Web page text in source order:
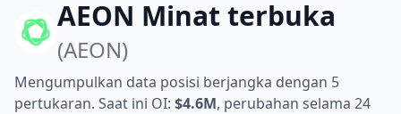
AEON Minat terbuka
(AEON)
Mengumpulkan data posisi berjangka dengan 5
pertukaran. Saat ini OI: $4.6M, perubahan selama 24